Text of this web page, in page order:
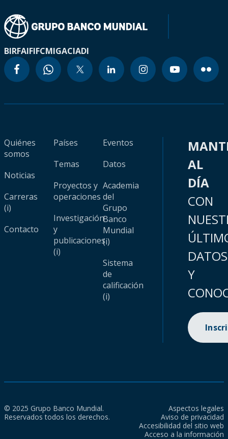
BIRFAIFIFCMIGACIADI
Quiénes
somos
Noticias
Carreras
(i)
Contacto
Países
Temas
Proyectos y
operaciones
Investigación
y
publicaciones
(i)
Eventos
Datos
Academia
del
Grupo
Banco
Mundial
(i)
Sistema
de
calificación
(i)
AL
DÍA
CON
DATOS
Y
© 2025 Grupo Banco Mundial.
Reservados todos los derechos.
Aspectos legales
Aviso de privacidad
Accesibilidad del sitio web
Acceso a la información